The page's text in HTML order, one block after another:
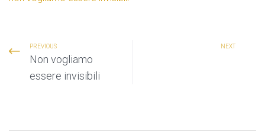
PREVIOUS
Non vogliamo
essere invisibili
NEXT